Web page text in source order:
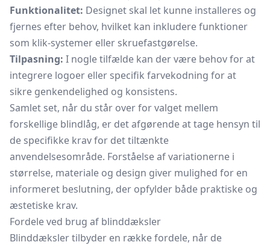
Funktionalitet: Designet skal let kunne installeres og
fjernes efter behov, hvilket kan inkludere funktioner
som klik-systemer eller skruefastgørelse.
Tilpasning: I nogle tilfælde kan der være behov for at
integrere logoer eller specifik farvekodning for at
sikre genkendelighed og konsistens.
Samlet set, når du står over for valget mellem
forskellige blindlåg, er det afgørende at tage hensyn til
de specifikke krav for det tiltænkte
anvendelsesområde. Forståelse af variationerne i
størrelse, materiale og design giver mulighed for en
informeret beslutning, der opfylder både praktiske og
æstetiske krav.
Fordele ved brug af blinddæksler
Blinddæksler tilbyder en række fordele, når de